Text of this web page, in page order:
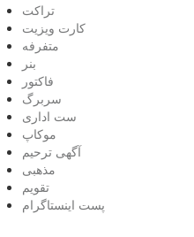
تراکت
کارت ویزیت
متفرفه
بنر
فاکتور
سربرگ
ست اداری
موکاپ
آگهی ترحیم
مذهبی
تقویم
پست اینستاگرام